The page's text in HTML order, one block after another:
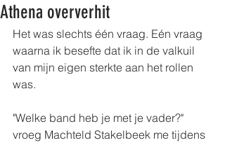
Athena oververhit
Het was slechts één vraag. Eén vraag
waarna ik besefte dat ik in de valkuil
van mijn eigen sterkte aan het rollen
was.
"Welke band heb je met je vader?"
vroeg Machteld Stakelbeek me tijdens